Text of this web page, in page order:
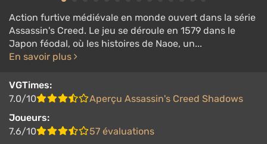
Action furtive médiévale en monde ouvert dans la série
Assassin's Creed. Le jeu se déroule en 1579 dans le
Japon féodal, où les histoires de Naoe, un...
En savoir plus
VGTimes:
7.0/10
Aperçu Assassin's Creed Shadows
Joueurs:
7.6/10
57 évaluations